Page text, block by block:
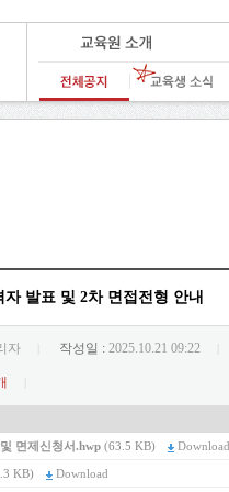
발표 및 2차 면접전형 안내
자 작성일 : 2025.10.21 09:22
면제신청서.hwp (63.5 KB) Download
KB) Download